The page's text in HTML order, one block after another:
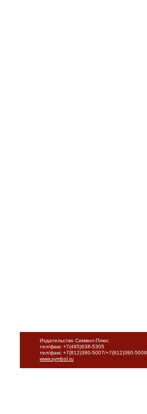
Издательство Символ-Плюс
тел/факс +7(495)638-5305
тел/факс +7(812)380-5007/+7(812)380-5008
www.symbol.ru